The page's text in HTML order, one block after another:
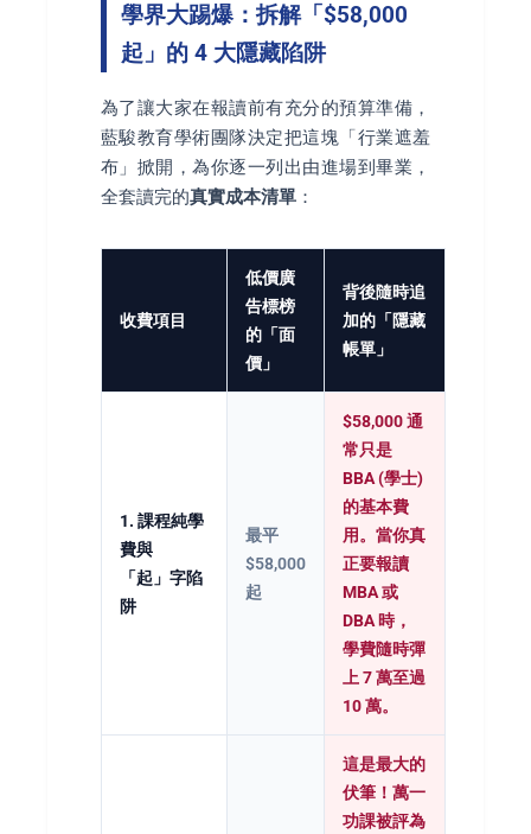
學界大踢爆：拆解「$58,000
起」的 4 大隱藏陷阱
為了讓大家在報讀前有充分的預算準備，
藍駿教育學術團隊決定把這塊「行業遮羞
布」掀開，為你逐一列出由進場到畢業，
全套讀完的真實成本清單 ：
收費項目
低價廣
告標榜
的「面
價」
背後隨時追
加的「隱藏
帳單」
1. 課程純學
費與
「起」字陷
阱
最平
$58,000
起
$58,000 通
常只是
BBA (學士)
的基本費
用。當你真
正要報讀
MBA 或
DBA 時，
學費隨時彈
上 7 萬至過
10 萬。
這是最大的
伏筆！萬一
功課被評為